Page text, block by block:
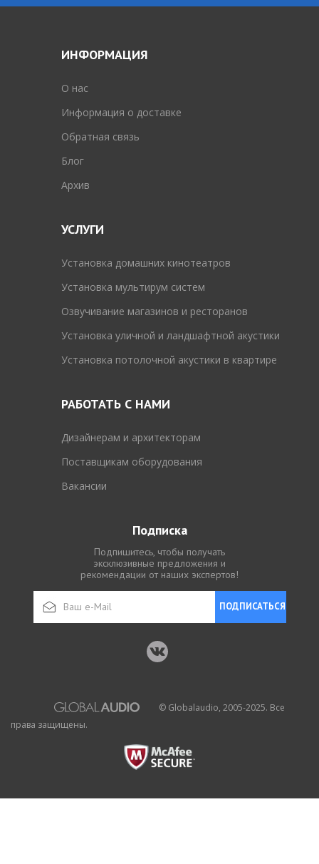
ИНФОРМАЦИЯ
O нас
Информация о доставке
Обратная связь
Блог
Архив
УСЛУГИ
Установка домашних кинотеатров
Установка мультирум систем
Озвучивание магазинов и ресторанов
Установка уличной и ландшафтной акустики
Установка потолочной акустики в квартире
РАБОТАТЬ С НАМИ
Дизайнерам и архитекторам
Поставщикам оборудования
Вакансии
Подписка
Подпишитесь, чтобы получать
эксклюзивные предложения и
рекомендации от наших экспертов!
ПОДПИСАТЬСЯ
© Globalaudio, 2005-2025. Все
права защищены.